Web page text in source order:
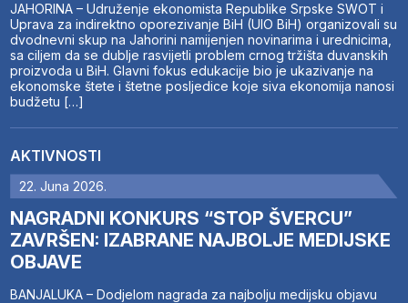
JAHORINA – Udruženje ekonomista Republike Srpske SWOT i
Uprava za indirektno oporezivanje BiH (UIO BiH) organizovali su
dvodnevni skup na Jahorini namijenjen novinarima i urednicima,
sa ciljem da se dublje rasvijetli problem crnog tržišta duvanskih
proizvoda u BiH. Glavni fokus edukacije bio je ukazivanje na
ekonomske štete i štetne posljedice koje siva ekonomija nanosi
budžetu […]
AKTIVNOSTI
22. Juna 2026.
NAGRADNI KONKURS “STOP ŠVERCU”
ZAVRŠEN: IZABRANE NAJBOLJE MEDIJSKE
OBJAVE
BANJALUKA – Dodjelom nagrada za najbolju medijsku objavu